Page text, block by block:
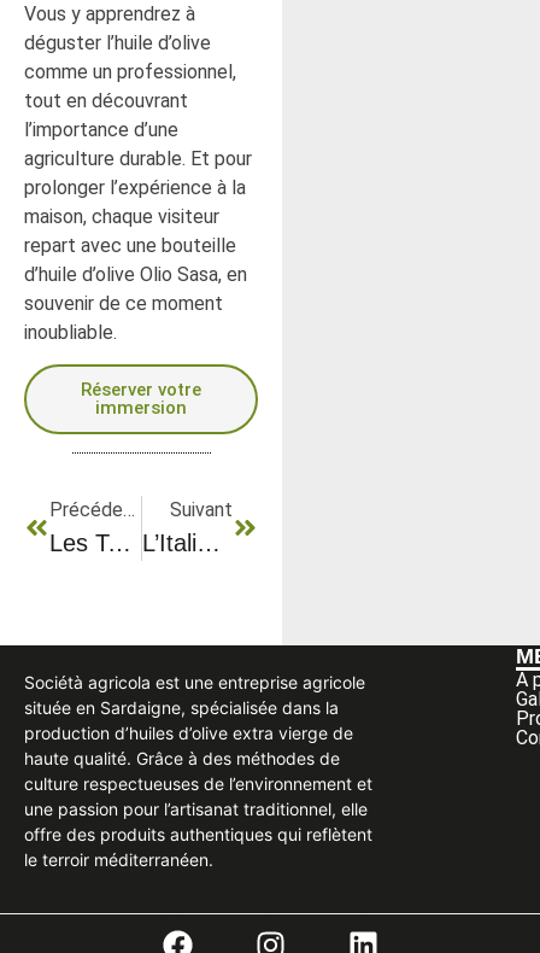
Vous y apprendrez à
déguster l’huile d’olive
comme un professionnel,
tout en découvrant
l’importance d’une
agriculture durable. Et pour
prolonger l’expérience à la
maison, chaque visiteur
repart avec une bouteille
d’huile d’olive Olio Sasa, en
souvenir de ce moment
inoubliable.
Réserver votre
immersion
Précédent
Les Tendances Culinaires De 2025
Suivant
L’Italie Et Olio Sasa : L’excellence D’une Huile D’olive Authentique
Sociétà agricola est une entreprise agricole
située en Sardaigne, spécialisée dans la
production d’huiles d’olive extra vierge de
haute qualité. Grâce à des méthodes de
culture respectueuses de l’environnement et
une passion pour l’artisanat traditionnel, elle
offre des produits authentiques qui reflètent
le terroir méditerranéen.
A